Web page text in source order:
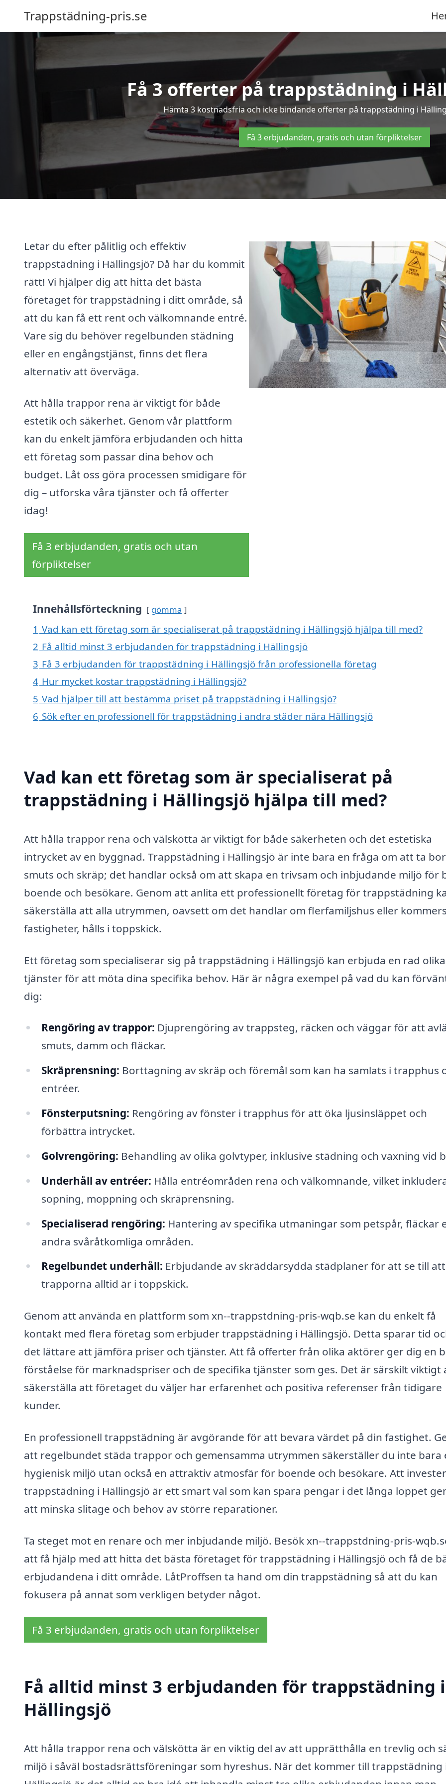
Trappstädning-pris.se
Få 3 offerter på trappstädning i
Hämta 3 kostnadsfria och icke bindande offerter på trappstädning i
Få 3 erbjudanden, gratis och utan förpliktelser
Letar du efter pålitlig och effektiv
trappstädning i Hällingsjö? Då har du kommit
rätt! Vi hjälper dig att hitta det bästa
företaget för trappstädning i ditt område, så
att du kan få ett rent och välkomnande entré.
Vare sig du behöver regelbunden städning
eller en engångstjänst, finns det flera
alternativ att överväga.
Att hålla trappor rena är viktigt för både
estetik och säkerhet. Genom vår plattform
kan du enkelt jämföra erbjudanden och hitta
ett företag som passar dina behov och
budget. Låt oss göra processen smidigare för
dig – utforska våra tjänster och få offerter
idag!
Få 3 erbjudanden, gratis och utan
förpliktelser
Innehållsförteckning gömma
1 Vad kan ett företag som är specialiserat på trappstädning i Hällingsjö hjälpa till med?
2 Få alltid minst 3 erbjudanden för trappstädning i Hällingsjö
3 Få 3 erbjudanden för trappstädning i Hällingsjö från professionella företag
4 Hur mycket kostar trappstädning i Hällingsjö?
5 Vad hjälper till att bestämma priset på trappstädning i Hällingsjö?
6 Sök efter en professionell för trappstädning i andra städer nära Hällingsjö
Vad kan ett företag som är specialiserat på
trappstädning i Hällingsjö hjälpa till med?
Att hålla trappor rena och välskötta är viktigt för både säkerheten och det estetiska
intrycket av en byggnad. Trappstädning i Hällingsjö är inte bara en fråga om att ta
smuts och skräp; det handlar också om att skapa en trivsam och inbjudande miljö för
boende och besökare. Genom att anlita ett professionellt företag för trappstädning
säkerställa att alla utrymmen, oavsett om det handlar om flerfamiljshus eller
fastigheter, hålls i toppskick.
Ett företag som specialiserar sig på trappstädning i Hällingsjö kan erbjuda en rad olika
tjänster för att möta dina specifika behov. Här är några exempel på vad du kan
dig:
Rengöring av trappor: Djuprengöring av trappsteg, räcken och väggar för att
smuts, damm och fläckar.
Skräprensning: Borttagning av skräp och föremål som kan ha samlats i trapphus
entréer.
Fönsterputsning: Rengöring av fönster i trapphus för att öka ljusinsläppet och
förbättra intrycket.
Golvrengöring: Behandling av olika golvtyper, inklusive städning och vaxning vid
Underhåll av entréer: Hålla entréområden rena och välkomnande, vilket
sopning, moppning och skräprensning.
Specialiserad rengöring: Hantering av specifika utmaningar som petspår, fläckar
andra svåråtkomliga områden.
Regelbundet underhåll: Erbjudande av skräddarsydda städplaner för att se till att
trapporna alltid är i toppskick.
Genom att använda en plattform som xn--trappstdning-pris-wqb.se kan du enkelt få
kontakt med flera företag som erbjuder trappstädning i Hällingsjö. Detta sparar tid
det lättare att jämföra priser och tjänster. Att få offerter från olika aktörer ger dig en
förståelse för marknadspriser och de specifika tjänster som ges. Det är särskilt viktigt
säkerställa att företaget du väljer har erfarenhet och positiva referenser från tidigare
kunder.
En professionell trappstädning är avgörande för att bevara värdet på din fastighet.
att regelbundet städa trappor och gemensamma utrymmen säkerställer du inte bara
hygienisk miljö utan också en attraktiv atmosfär för boende och besökare. Att
trappstädning i Hällingsjö är ett smart val som kan spara pengar i det långa loppet
att minska slitage och behov av större reparationer.
Ta steget mot en renare och mer inbjudande miljö. Besök xn--trappstdning-pris-
att få hjälp med att hitta det bästa företaget för trappstädning i Hällingsjö och få de
erbjudandena i ditt område. LåtProffsen ta hand om din trappstädning så att du kan
fokusera på annat som verkligen betyder något.
Få 3 erbjudanden, gratis och utan förpliktelser
Få alltid minst 3 erbjudanden för trappstädning i
Hällingsjö
Att hålla trappor rena och välskötta är en viktig del av att upprätthålla en trevlig och
miljö i såväl bostadsrättsföreningar som hyreshus. När det kommer till trappstädning